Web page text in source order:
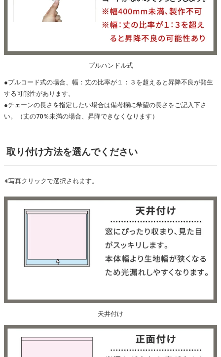
プルハンドル式
●プルコード式の場合、幅：丈の比率が１：３を超えると昇降不良が発生
する可能性があります。
●チェーンの長さを指定したい場合は備考欄に希望の長さをご記入下さ
い。（丈の70％未満の場合、昇降できなくなります）
取り付け方法を選んでください
※写真クリックで選択されます。
天井付け